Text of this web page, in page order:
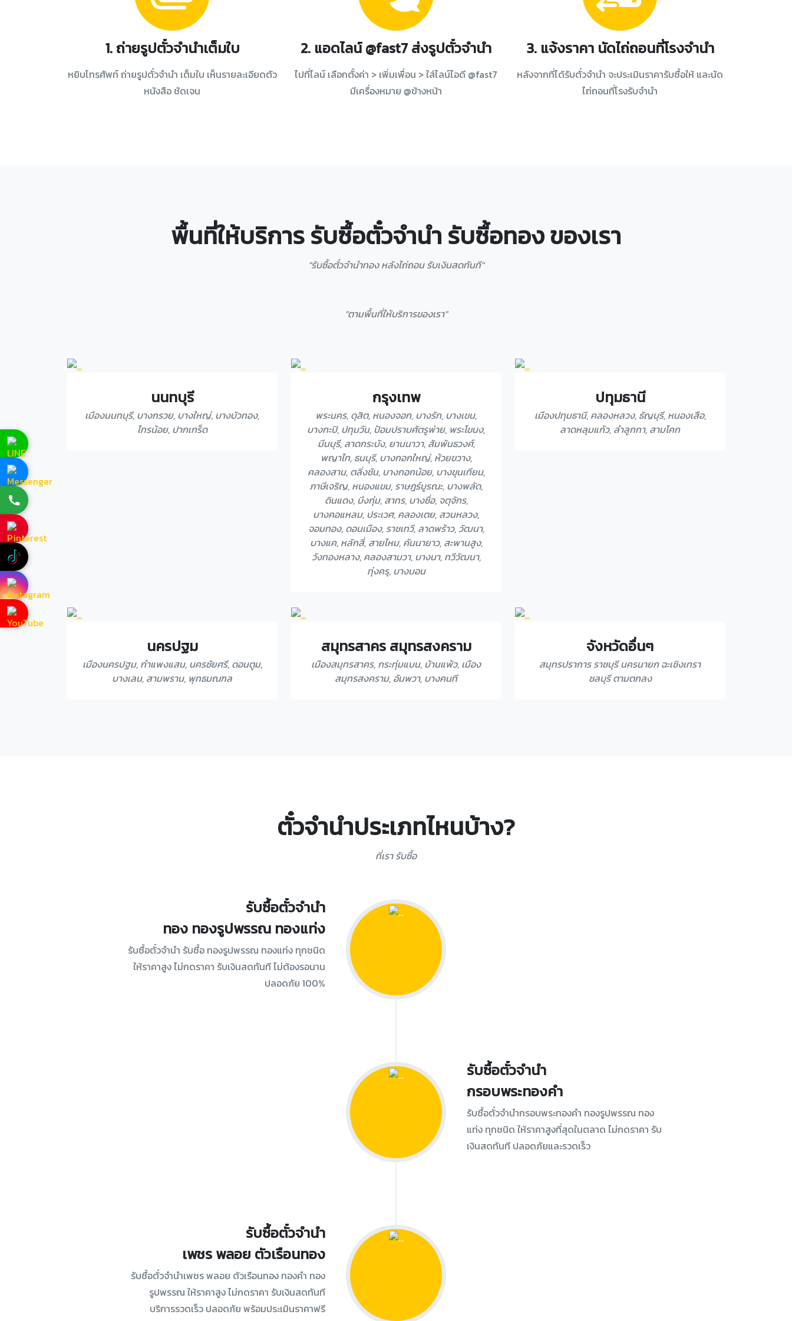
1. ถ่ายรูปตั๋วจำนำเต็มใบ
หยิบโทรศัพท์ ถ่ายรูปตั๋วจำนำ เต็มใบ เห็นรายละเอียดตัว
หนังสือ ชัดเจน
2. แอดไลน์ @fast7 ส่งรูปตั๋วจำนำ
ไปที่ไลน์ เลือกตั้งค่า > เพิ่มเพื่อน > ใส่ไลน์ไอดี @fast7
มีเครื่องหมาย @ข้างหน้า
3. แจ้งราคา นัดไถ่ถอนที่โรงจำนำ
หลังจากที่ได้รับตั๋วจำนำ จะประเมินราคารับซื้อให้ และนัด
ไถ่ถอนที่โรงรับจำนำ
พื้นที่ให้บริการ รับซื้อตั๋วจำนำ รับซื้อทอง ของเรา
"รับซื้อตั๋วจำนำทอง หลังไถ่ถอน รับเงินสดทันที"
"ตามพื้นที่ให้บริการของเรา"
นนทบุรี
เมืองนนทบุรี, บางกรวย, บางใหญ่, บางบัวทอง,
ไทรน้อย, ปากเกร็ด
กรุงเทพ
พระนคร, ดุสิต, หนองจอก, บางรัก, บางเขน,
บางกะปิ, ปทุมวัน, ป้อมปราบศัตรูพ่าย, พระโขนง,
มีนบุรี, ลาดกระบัง, ยานนาวา, สัมพันธวงศ์,
พญาไท, ธนบุรี, บางกอกใหญ่, ห้วยขวาง,
คลองสาน, ตลิ่งชัน, บางกอกน้อย, บางขุนเทียน,
ภาษีเจริญ, หนองแขม, ราษฎร์บูรณะ, บางพลัด,
ดินแดง, บึงกุ่ม, สาทร, บางซื่อ, จตุจักร,
บางคอแหลม, ประเวศ, คลองเตย, สวนหลวง,
จอมทอง, ดอนเมือง, ราชเทวี, ลาดพร้าว, วัฒนา,
บางแค, หลักสี่, สายไหม, คันนายาว, สะพานสูง,
วังทองหลาง, คลองสามวา, บางนา, ทวีวัฒนา,
ทุ่งครุ, บางบอน
ปทุมธานี
เมืองปทุมธานี, คลองหลวง, ธัญบุรี, หนองเสือ,
ลาดหลุมแก้ว, ลำลูกกา, สามโคก
นครปฐม
เมืองนครปฐม, กำแพงแสน, นครชัยศรี, ดอนตูม,
บางเลน, สามพราน, พุทธมณฑล
สมุทรสาคร สมุทรสงคราม
เมืองสมุทรสาคร, กระทุ่มแบน, บ้านแพ้ว, เมือง
สมุทรสงคราม, อัมพวา, บางคนที
จังหวัดอื่นๆ
สมุทรปราการ ราชบุรี นครนายก ฉะเชิงเทรา
ชลบุรี ตามตกลง
ตั๋วจำนำประเภทไหนบ้าง?
ที่เรา รับซื้อ
รับซื้อตั๋วจำนำ
ทอง ทองรูปพรรณ ทองแท่ง
รับซื้อตั๋วจำนำ รับซื้อ ทองรูปพรรณ ทองแท่ง ทุกชนิด
ให้ราคาสูง ไม่กดราคา รับเงินสดทันที ไม่ต้องรอนาน
ปลอดภัย 100%
รับซื้อตั๋วจำนำ
กรอบพระทองคำ
รับซื้อตั๋วจำนำกรอบพระทองคำ ทองรูปพรรณ ทอง
แท่ง ทุกชนิด ให้ราคาสูงที่สุดในตลาด ไม่กดราคา รับ
เงินสดทันที ปลอดภัยและรวดเร็ว
รับซื้อตั๋วจำนำ
เพชร พลอย ตัวเรือนทอง
รับซื้อตั๋วจำนำเพชร พลอย ตัวเรือนทอง ทองคำ ทอง
รูปพรรณ ให้ราคาสูง ไม่กดราคา รับเงินสดทันที
บริการรวดเร็ว ปลอดภัย พร้อมประเมินราคาฟรี